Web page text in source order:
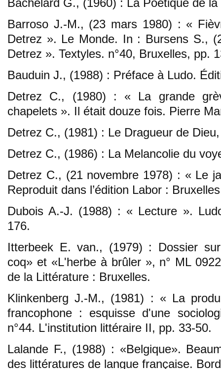
Bachelard G., (1960) : La Poétique de
Barroso J.-M., (23 mars 1980) : «
Detrez ». Le Monde. In : Bursens S.,
Detrez ». Textyles. n°40, Bruxelles, pp.
Bauduin J., (1988) : Préface à Ludo.
Detrez C., (1980) : « La grande
chapelets ». Il était douze fois. Pierre
Detrez C., (1981) : Le Dragueur de
Detrez C., (1986) : La Melancolie du
Detrez C., (21 novembre 1978) : « Le
Reproduit dans l’édition Labor :
Dubois A.-J. (1988) : « Lecture ».
176.
Itterbeek E. van., (1979) : Dossier
coq» et «L'herbe à brûler », n° ML
de la Littérature : Bruxelles.
Klinkenberg J.-M., (1981) : « La
francophone : esquisse d'une
n°44. L'institution littéraire II, pp. 33-50.
Lalande F., (1988) : «Belgique».
des littératures de langue française.